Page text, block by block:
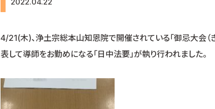
4/21(木)、浄土宗総本山知恩院で開催されている「御忌大会（
表して導師をお勤めになる「日中法要」が執り行われました。